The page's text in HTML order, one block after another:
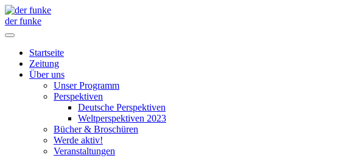
der funke
Startseite
Zeitung
Über uns
Unser Programm
Perspektiven
Deutsche Perspektiven
Weltperspektiven 2023
Bücher & Broschüren
Werde aktiv!
Veranstaltungen